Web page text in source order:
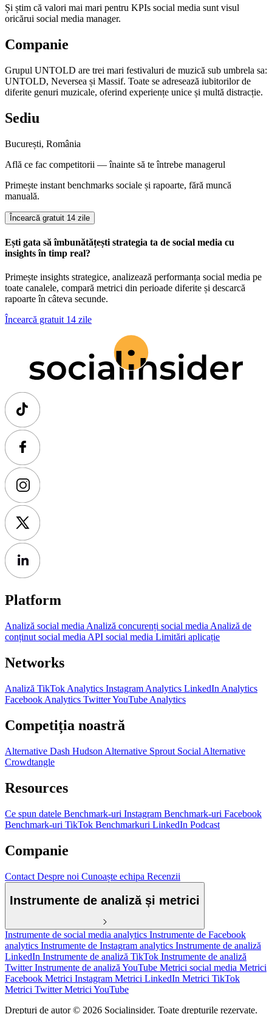
Și știm că valori mai mari pentru KPIs social media sunt visul
oricărui social media manager.
Companie
Grupul UNTOLD are trei mari festivaluri de muzică sub umbrela sa:
UNTOLD, Neversea și Massif. Toate se adresează iubitorilor de
diferite genuri muzicale, oferind experiențe unice și multă distracție.
Sediu
București, România
Află ce fac competitorii — înainte să te întrebe managerul
Primește instant benchmarks sociale și rapoarte, fără muncă
manuală.
Încearcă gratuit 14 zile
Ești gata să îmbunătățești strategia ta de social media cu
insights în timp real?
Primește insights strategice, analizează performanța social media pe
toate canalele, compară metrici din perioade diferite și descarcă
rapoarte în câteva secunde.
Încearcă gratuit 14 zile
Platform
Analiză social media Analiză concurenți social media Analiză de
conținut social media API social media Limitări aplicație
Networks
Analiză TikTok Analytics Instagram Analytics LinkedIn Analytics
Facebook Analytics TwitterYouTube Analytics
Competiția noastră
Alternative Dash Hudson Alternative Sprout Social Alternative
Crowdtangle
Resources
Ce spun datele Benchmark-uri Instagram Benchmark-uri Facebook
Benchmark-uri TikTok Benchmarkuri LinkedIn Podcast
Companie
Contact Despre noi Cunoaște echipa Recenzii
Instrumente de analiză și metrici
Instrumente de social media analytics Instrumente de Facebook
analytics Instrumente de Instagram analytics Instrumente de analiză
LinkedIn Instrumente de analiză TikTok Instrumente de analiză
TwitterInstrumente de analiză YouTube Metrici social media Metrici
Facebook Metrici Instagram Metrici LinkedIn Metrici TikTok
Metrici TwitterMetrici YouTube
Drepturi de autor © 2026 Socialinsider. Toate drepturile rezervate.